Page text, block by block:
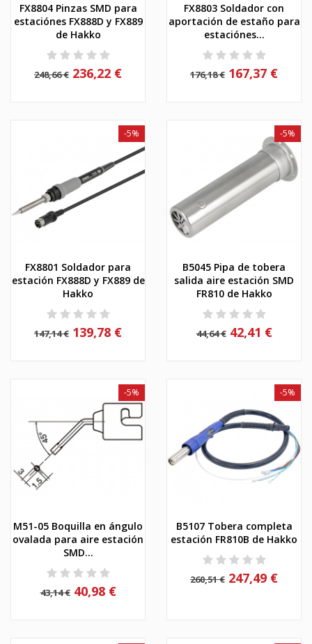
FX8804 Pinzas SMD para
estaciónes FX888D y FX889
de Hakko
248,66 € 236,22 €
FX8803 Soldador con
aportación de estaño para
estaciónes...
176,18 € 167,37 €
FX8801 Soldador para
estación FX888D y FX889 de
Hakko
147,14 €
-5%
139,78 €
B5045 Pipa de tobera
salida aire estación SMD
FR810 de Hakko
44,64 €
-5%
42,41 €
M51-05 Boquilla en ángulo
ovalada para aire estación
SMD...
43,14 €
-5%
40,98 €
B5107 Tobera completa
estación FR810B de Hakko
260,51 €
-5%
247,49 €